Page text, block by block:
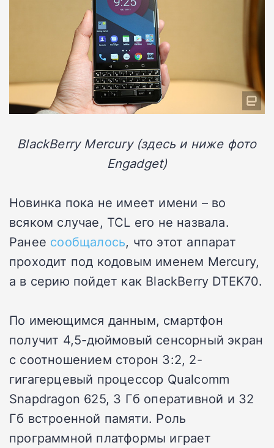
BlackBerry Mercury (здесь и ниже фото
Engadget)
Новинка пока не имеет имени – во
всяком случае, TCL его не назвала.
Ранее сообщалось, что этот аппарат
проходит под кодовым именем Mercury,
а в серию пойдет как BlackBerry DTEK70.
По имеющимся данным, смартфон
получит 4,5-дюймовый сенсорный экран
с соотношением сторон 3:2, 2-
гигагерцевый процессор Qualcomm
Snapdragon 625, 3 Гб оперативной и 32
Гб встроенной памяти. Роль
программной платформы играет